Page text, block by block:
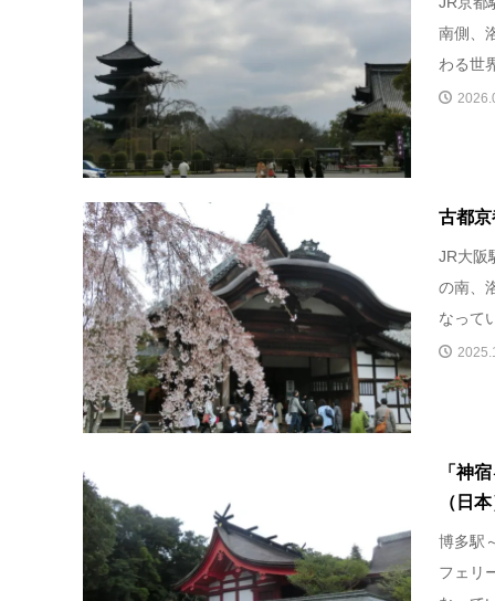
南側、
わる世
古都
JR大阪
の南、
なって
「神
（日
博多駅
フェリ